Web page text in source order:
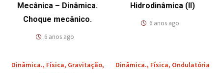
Mecânica – Dinâmica.
Choque mecânico.
6 anos ago
Hidrodinâmica (II)
6 anos ago
Dinâmica., Física, Gravitação,
Dinâmica., Física, Ondulatória